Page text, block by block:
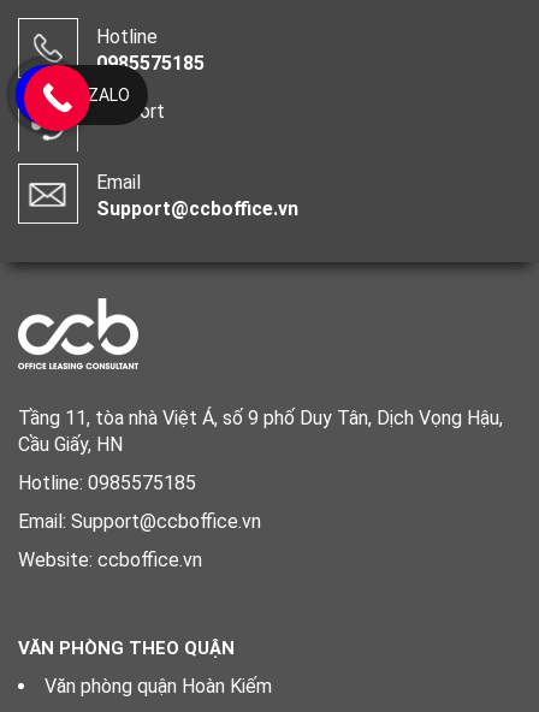
Hotline
0985575185
Support
Email
Support@ccboffice.vn
Tầng 11, tòa nhà Việt Á, số 9 phố Duy Tân, Dịch Vọng Hậu,
Cầu Giấy, HN
Hotline: 0985575185
Email: Support@ccboffice.vn
Website: ccboffice.vn
VĂN PHÒNG THEO QUẬN
Văn phòng quận Hoàn Kiếm
ZALO